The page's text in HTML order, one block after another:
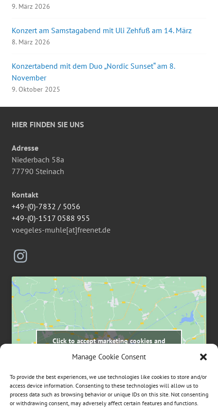
Manage Cookie Consent
To provide the best experiences, we use technologies like cookies to store and/or
access device information. Consenting to these technologies will allow us to
process data such as browsing behavior or unique IDs on this site. Not consenting
or withdrawing consent, may adversely affect certain features and functions.
9. März 2026
Konzert am Samstagabend mit Uli Zehfuß am 14. März
8. März 2026
Konzertabend mit dem Duo „Nordic Sunset“ am 8.
November
9. Oktober 2025
HIER FINDEN SIE UNS
Adresse
Niederbach 58a
77790 Steinach
Kontakt
+49-(0)-7832 / 5056
+49-(0)-1517 0588 955
voegeles-muhle[at]freenet.de
Instagram
Click to accept marketing cookies and